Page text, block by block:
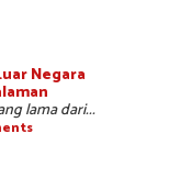
Negara
lama dari...